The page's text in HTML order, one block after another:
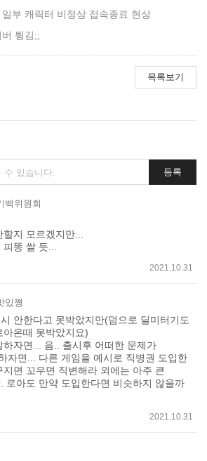
일부 캐릭터 비정상 접속종료 현상
튕김;;
목록보기
등록
백위원회
지 모르겠지만...
똥 쌀 듯...
2021.10.31
있쪙
안한다고 못박았지만(덤으로 딜미터기도
온때 못박았지요)
하자면... 음.. 출시후 어떠한 문제가
자면... 다른 게임을 예시로 직병권 도입한
면 꼬우면 직변해라 외에는 아주 큰
로아도 만약 도입한다면 비슷하지 않을까
2021.10.31